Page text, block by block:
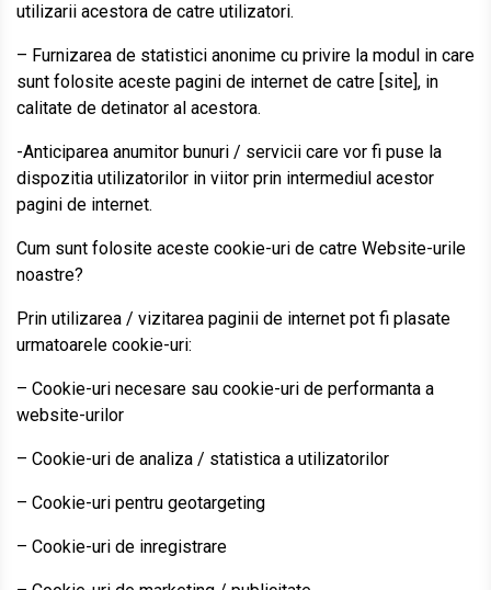
utilizarii acestora de catre utilizatori.
– Furnizarea de statistici anonime cu privire la modul in care
sunt folosite aceste pagini de internet de catre [site], in
calitate de detinator al acestora.
-Anticiparea anumitor bunuri / servicii care vor fi puse la
dispozitia utilizatorilor in viitor prin intermediul acestor
pagini de internet.
Cum sunt folosite aceste cookie-uri de catre Website-urile
noastre?
Prin utilizarea / vizitarea paginii de internet pot fi plasate
urmatoarele cookie-uri:
– Cookie-uri necesare sau cookie-uri de performanta a
website-urilor
– Cookie-uri de analiza / statistica a utilizatorilor
– Cookie-uri pentru geotargeting
– Cookie-uri de inregistrare